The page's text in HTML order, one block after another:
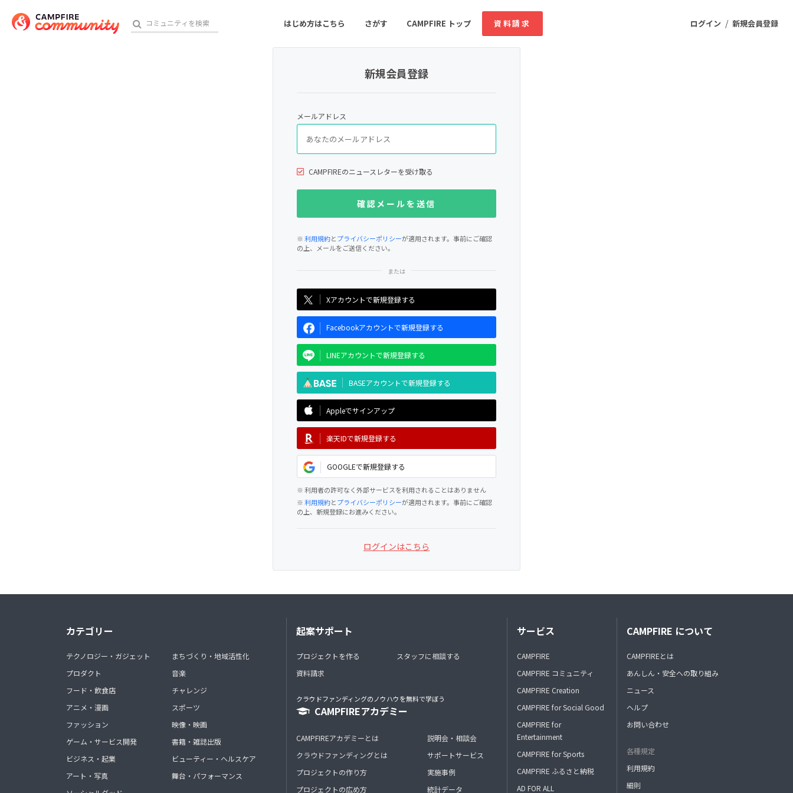
ログイン / 新規会員登録
はじめ方はこちら さがす CAMPFIRE トップ 資料請求
ゲーム・サービス開発
書籍・雑誌出版 アニメ・漫画
ソーシャルグッド ビューティー・ヘルスケア
新規会員登録
メールアドレス
CAMPFIREのニュースレターを受け取る
※利用規約とプライバシーポリシーが適用されます。事前にご確認
の上、メールをご送信ください。
Xアカウントで新規登録する
Facebookアカウントで新規登録する
LINEアカウントで新規登録する
BASEアカウントで新規登録する
Appleでサインアップ
楽天IDで新規登録する
GOOGLEで新規登録する
※ 利用者の許可なく外部サービスを利用されることはありません
※利用規約とプライバシーポリシーが適用されます。事前にご確認
の上、新規登録にお進みください。
ログインはこちら
カテゴリー
テクノロジー・ガジェット
プロダクト
フード・飲食店
アニメ・漫画
ファッション
ゲーム・サービス開発
ビジネス・起業
アート・写真
まちづくり・地域活性化
音楽
チャレンジ
スポーツ
映像・映画
書籍・雑誌出版
ビューティー・ヘルスケア
舞台・パフォーマンス
起案サポート
プロジェクトを作る
資料請求
スタッフに相談する
クラウドファンディングのノウハウを無料で学ぼう
CAMPFIREアカデミー
CAMPFIREアカデミーとは
クラウドファンディングとは
プロジェクトの作り方
プロジェクトの広め方
説明会・相談会
サポートサービス
実施事例
統計データ
サービス
CAMPFIRE
CAMPFIRE コミュニティ
CAMPFIRE Creation
CAMPFIRE for Social Good
CAMPFIRE for
Entertainment
CAMPFIRE for Sports
CAMPFIRE ふるさと納税
AD FOR ALL
CAMPFIRE について
CAMPFIREとは
あんしん・安全への取り組み
ニュース
ヘルプ
お問い合わせ
各種規定
利用規約
細則